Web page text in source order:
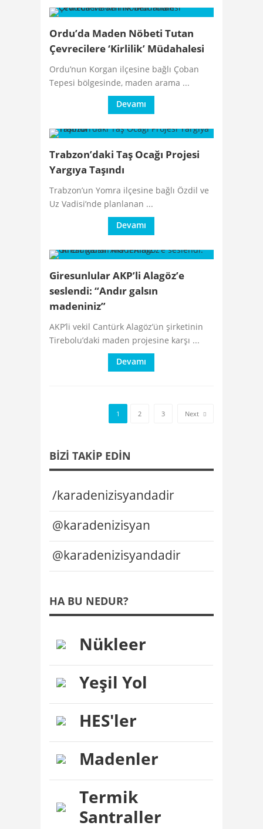
Ordu’da Maden Nöbeti Tutan
Çevrecilere ‘Kirlilik’ Müdahalesi
Ordu’nun Korgan ilçesine bağlı Çoban
Tepesi bölgesinde, maden arama ...
Devamı
Trabzon’daki Taş Ocağı Projesi
Yargıya Taşındı
Trabzon’un Yomra ilçesine bağlı Özdil ve
Uz Vadisi’nde planlanan ...
Devamı
Giresunlular AKP’li Alagöz’e
seslendi: “Andır galsın
madeniniz”
AKP’li vekil Cantürk Alagöz’ün şirketinin
Tirebolu’daki maden projesine karşı ...
Devamı
1 2 3 Next
BIZI TAKIP EDIN
/karadenizisyandadir
@karadenizisyan
@karadenizisyandadir
HA BU NEDUR?
Nükleer
Yeşil Yol
HES'ler
Madenler
Termik
Santraller